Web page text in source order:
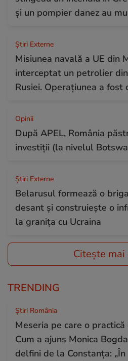
și un pompier danez au
Știri Externe
Misiunea navală a UE din
interceptat un petrolier
Rusiei. Operațiunea a fost
Opinii
După APEL, România
investiții (la nivelul
Știri Externe
Belarusul formează o
desant și construiește o
la granița cu Ucraina
Citește
TRENDING
Știri România
Meseria pe care o
Cum a ajuns Monica
delfini de la Constanța: